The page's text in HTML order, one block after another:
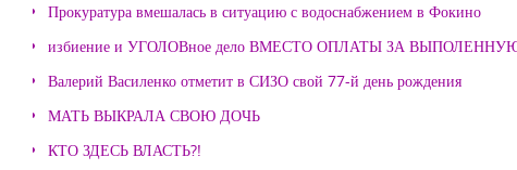
Прокуратура вмешалась в ситуацию с водоснабжением в Фокино
избиение и УГОЛОВное дело ВМЕСТО ОПЛАТЫ ЗА
Валерий Василенко отметит в СИЗО свой 77-й день рождения
МАТЬ ВЫКРАЛА СВОЮ ДОЧЬ
КТО ЗДЕСЬ ВЛАСТЬ?!